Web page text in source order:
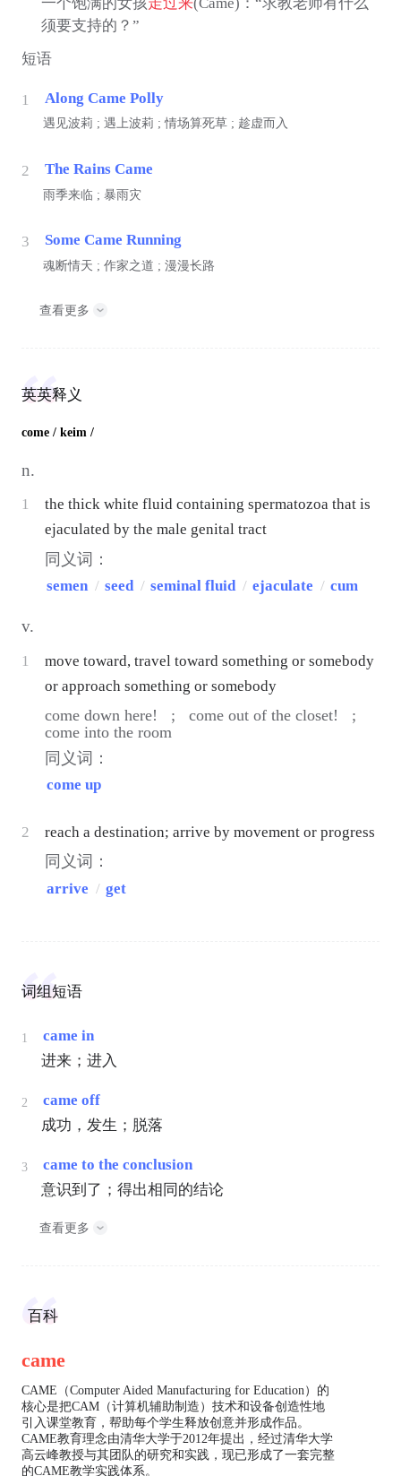
一个饱满的女孩走过来(Came)：“求教老师有什么
须要支持的？”
短语
1 Along Came Polly
遇见波莉 ; 遇上波莉 ; 情场算死草 ; 趁虚而入
2 The Rains Came
雨季来临 ; 暴雨灾
3 Some Came Running
魂断情天 ; 作家之道 ; 漫漫长路
查看更多
英英释义
come / keim /
n.
1
the thick white fluid containing spermatozoa that is
ejaculated by the male genital tract
同义词：
semen / seed/ seminal fluid/ ejaculate / cum
v.
1
move toward, travel toward something or somebody
or approach something or somebody
come down here! ;
come out of the closet! ;
come into the room
同义词：
come up
2 reach a destination; arrive by movement or progress
同义词：
arrive / get
词组短语
1
came in
进来；进入
2
came off
成功，发生；脱落
3
came to the conclusion
意识到了；得出相同的结论
查看更多
百科
came
CAME（Computer Aided Manufacturing for Education）的
核心是把CAM（计算机辅助制造）技术和设备创造性地
引入课堂教育，帮助每个学生释放创意并形成作品。
CAME教育理念由清华大学于2012年提出，经过清华大学
高云峰教授与其团队的研究和实践，现已形成了一套完整
的CAME教学实践体系。